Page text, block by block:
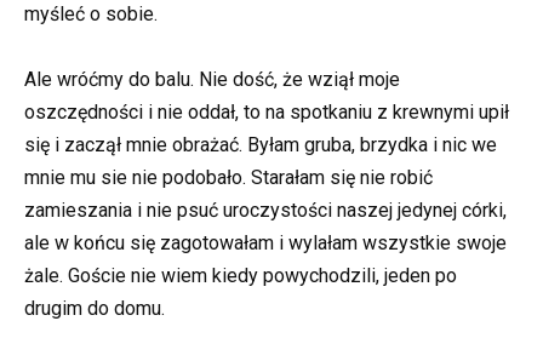
myśleć o sobie.
Ale wróćmy do balu. Nie dość, że wziął moje
oszczędności i nie oddał, to na spotkaniu z krewnymi upił
się i zaczął mnie obrażać. Byłam gruba, brzydka i nic we
mnie mu sie nie podobało. Starałam się nie robić
zamieszania i nie psuć uroczystości naszej jedynej córki,
ale w końcu się zagotowałam i wylałam wszystkie swoje
żale. Goście nie wiem kiedy powychodzili, jeden po
drugim do domu.